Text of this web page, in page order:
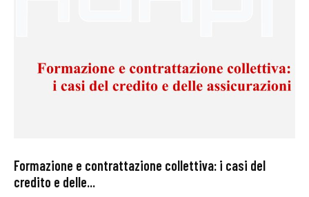
Formazione e contrattazione collettiva: i casi del
credito e delle...